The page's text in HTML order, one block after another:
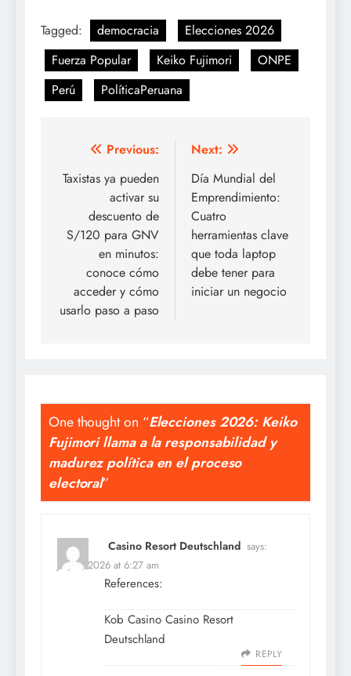
Tagged: democracia
Elecciones 2026
Fuerza Popular
Keiko Fujimori
ONPE
Perú
PolíticaPeruana
Post
navigation
Previous:
Taxistas ya pueden
activar su
descuento de
S/120 para GNV
en minutos:
conoce cómo
acceder y cómo
usarlo paso a paso
Next:
Día Mundial del
Emprendimiento:
Cuatro
herramientas clave
que toda laptop
debe tener para
iniciar un negocio
One thought on “Elecciones 2026: Keiko
Fujimori llama a la responsabilidad y
madurez política en el proceso
electoral”
Casino Resort Deutschland says:
July 4, 2026 at 6:27 am
References:
Kob Casino Casino Resort
Deutschland
REPLY